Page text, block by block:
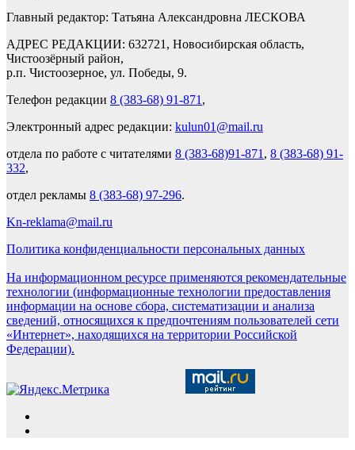
Главный редактор: Татьяна Александровна ЛЕСКОВА
АДРЕС РЕДАКЦИИ: 632721, Новосибирская область,
Чистоозёрный район,
р.п. Чистоозерное, ул. Победы, 9.
Телефон редакции 8 (383-68) 91-871 ,
Электронный адрес редакции: kulun01@mail.ru
отдела по работе с читателями 8 (383-68)91-871 , 8 (383-68) 91-
332,
отдел рекламы 8 (383-68) 97-296.
Kn-reklama@mail.ru
Политика конфиденциальности персональных данных
На информационном ресурсе применяются рекомендательные
технологии (информационные технологии предоставления
информации на основе сбора, систематизации и анализа
сведений, относящихся к предпочтениям пользователей сети
«Интернет», находящихся на территории Российской
Федерации).